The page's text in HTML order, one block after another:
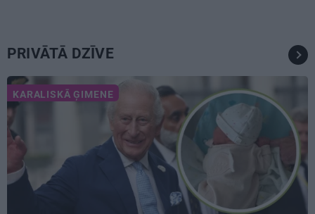
PRIVĀTĀ DZĪVE
KARALISKĀ ĢIMENE